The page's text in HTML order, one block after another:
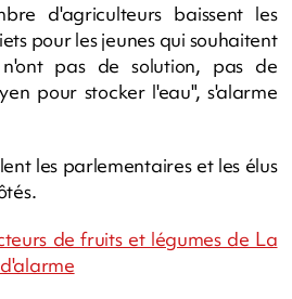
d'agriculteurs baissent les
pour les jeunes qui souhaitent
pas de solution, pas de
pour stocker l'eau", s'alarme
les parlementaires et les élus
de fruits et légumes de La